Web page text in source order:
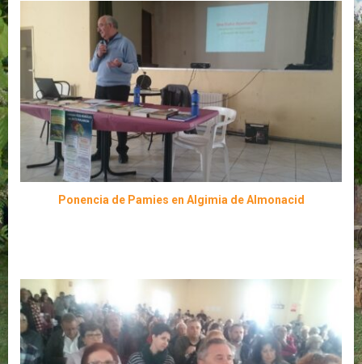
Ponencia de Pamies en Algimia de Almonacid